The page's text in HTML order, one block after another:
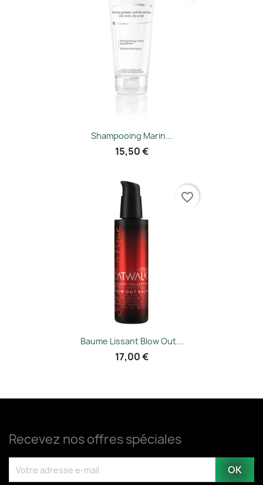
Shampooing Marin...
15,50 €
Baume Lissant Blow Out...
17,00 €
favorite_border
Recevez nos offres spéciales